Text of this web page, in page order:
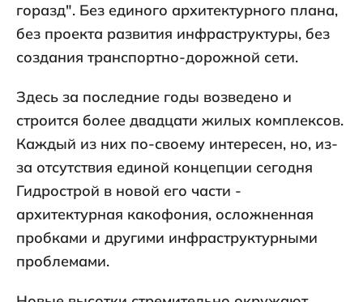
горазд". Без единого архитектурного плана,
без проекта развития инфраструктуры, без
создания транспортно-дорожной сети.
Здесь за последние годы возведено и
строится более двадцати жилых комплексов.
Каждый из них по-своему интересен, но, из-
за отсутствия единой концепции сегодня
Гидрострой в новой его части -
архитектурная какофония, осложненная
пробками и другими инфраструктурными
проблемами.